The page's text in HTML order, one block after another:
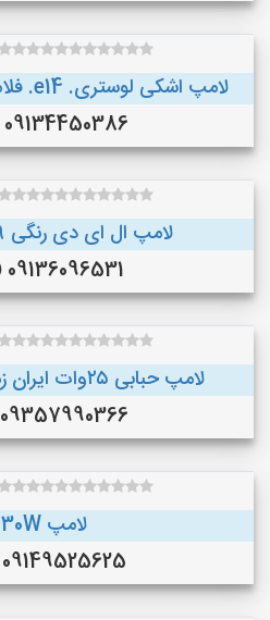
لامپ اشکی لوستری. e14. فلامنتی. 6وات. برق رویال
09134450386 (اصفهان)
لامپ ال ای دی رنگی ۹وات گارانتی دار
09136096531 (اصفهان)
لامپ حبابی ۲۵وات ایران زمین پرنور گارانتی دار
09357990366 (اردبیل )
لامپ lED 30W
09149525625 (اردبیل )